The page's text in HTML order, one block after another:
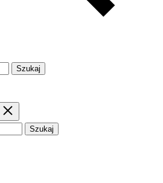
Szukaj
Szukaj